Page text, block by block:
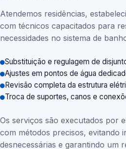
Atendemos residências,
com técnicos capacitados para
necessidades no sistema de
Substituição e regulagem de
Ajustes em pontos de água
Revisão completa da estrutura
Troca de suportes, canos e
Os serviços são executados por
com métodos precisos, evitando
desnecessárias e garantindo um